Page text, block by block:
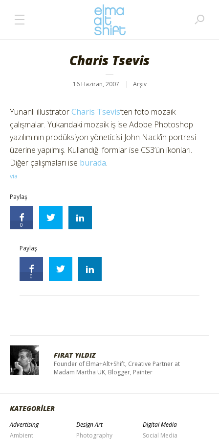
Charis Tsevis
16 Haziran, 2007 Arşiv
Yunanlı illüstratörCharis Tsevis‘ten foto mozaik
çalışmalar. Yukarıdaki mozaik iş ise Adobe Photoshop
yazılımının prodüksiyon yöneticisi John Nack’in portresi
üzerine yapılmış. Kullandığı formlar ise CS3’ün ikonları.
Diğer çalışmaları ise burada.
via
Paylaş
0
Paylaş
0
FIRAT YILDIZ
Founder of Elma+Alt+Shift, Creative Partner at
Madam Martha UK, Blogger, Painter
KATEGORİLER
Advertising
Ambient
Design Art
Photography
Digital Media
Social Media